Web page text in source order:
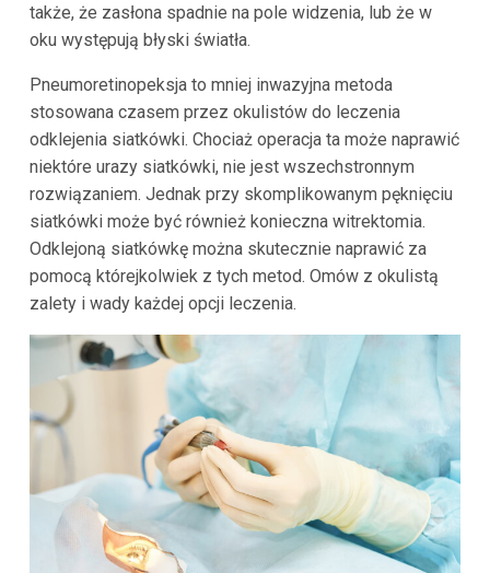
także, że zasłona spadnie na pole widzenia, lub że w
oku występują błyski światła.
Pneumoretinopeksja to mniej inwazyjna metoda
stosowana czasem przez okulistów do leczenia
odklejenia siatkówki. Chociaż operacja ta może naprawić
niektóre urazy siatkówki, nie jest wszechstronnym
rozwiązaniem. Jednak przy skomplikowanym pęknięciu
siatkówki może być również konieczna witrektomia.
Odklejoną siatkówkę można skutecznie naprawić za
pomocą którejkolwiek z tych metod. Omów z okulistą
zalety i wady każdej opcji leczenia.